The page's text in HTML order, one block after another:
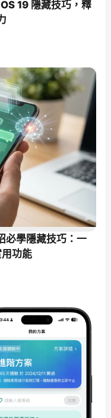
19 隱藏技巧，釋
必學隱藏技巧：一
功能